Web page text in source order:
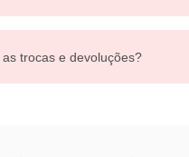
trocas e devoluções?